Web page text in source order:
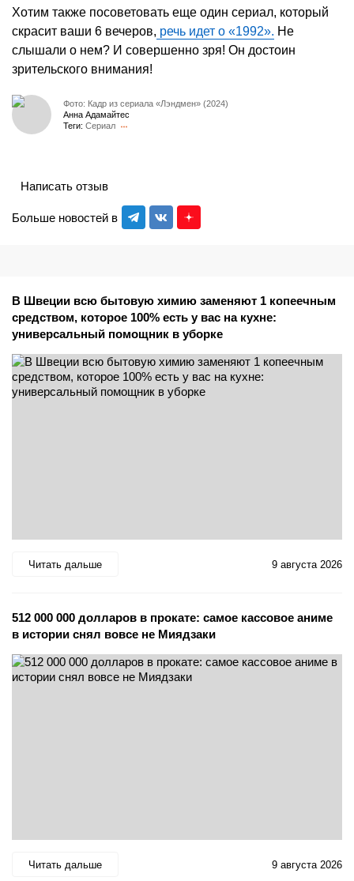
Хотим также посоветовать еще один сериал, который
скрасит ваши 6 вечеров, речь идет о «1992». Не
слышали о нем? И совершенно зря! Он достоин
зрительского внимания!
Фото: Кадр из сериала «Лэндмен» (2024)
Анна Адамайтес
Теги: Сериал
Больше новостей в
Написать отзыв
В Швеции всю бытовую химию заменяют 1 копеечным
средством, которое 100% есть у вас на кухне:
универсальный помощник в уборке
Читать дальше 9 августа 2026
512 000 000 долларов в прокате: самое кассовое аниме
в истории снял вовсе не Миядзаки
Читать дальше 9 августа 2026